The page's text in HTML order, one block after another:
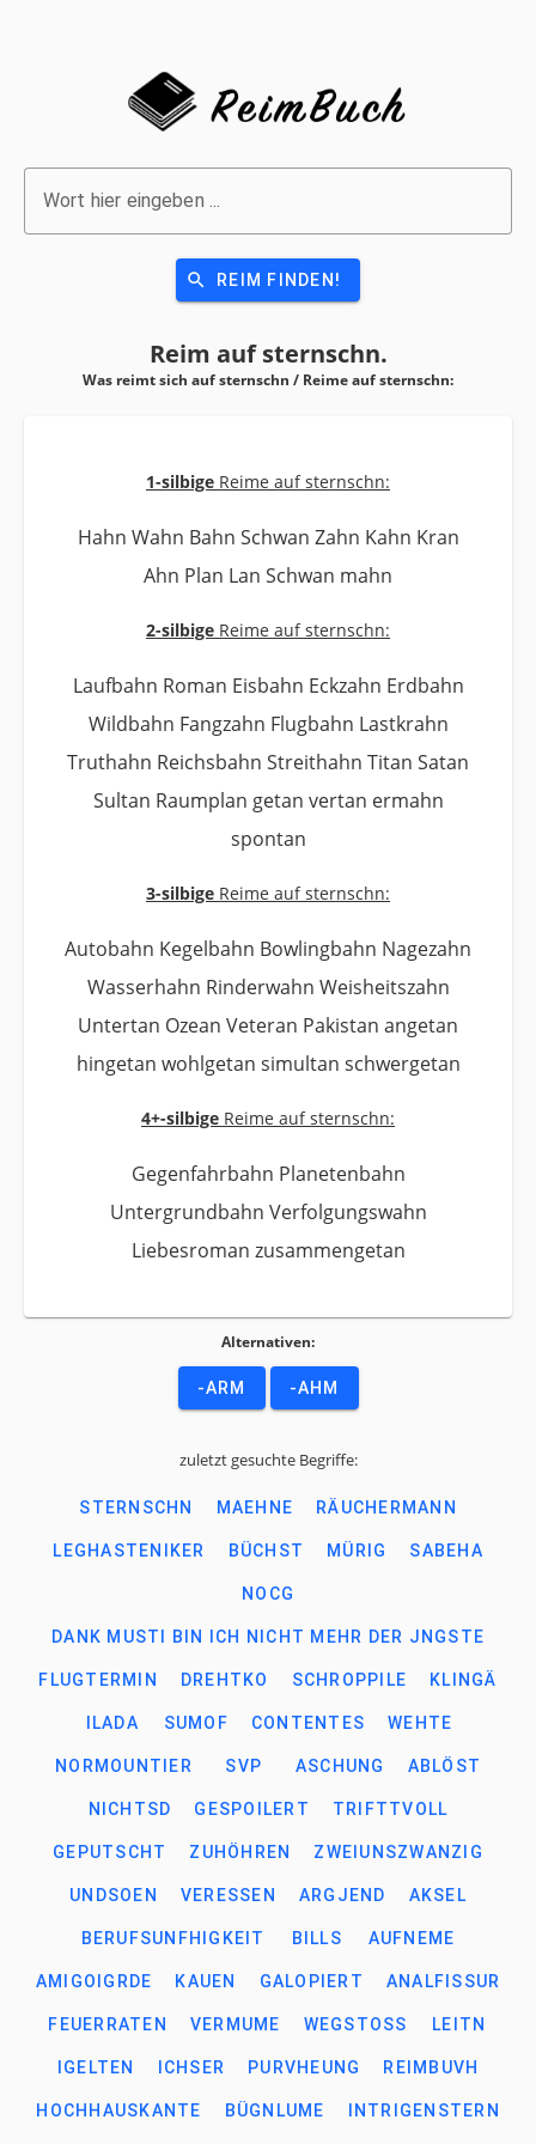
Wort hier eingeben ...
search REIM FINDEN!
Reim aufsternschn.
Was reimt sich auf sternschn / Reime aufsternschn:
1-silbige Reime auf sternschn:
Hahn Wahn Bahn Schwan Zahn Kahn Kran
Ahn Plan Lan Schwan mahn
2-silbige Reime auf sternschn:
Laufbahn Roman Eisbahn Eckzahn Erdbahn
Wildbahn Fangzahn Flugbahn Lastkrahn
Truthahn Reichsbahn Streithahn Titan Satan
Sultan Raumplan getan vertan ermahn
spontan
3-silbige Reime auf sternschn:
Autobahn Kegelbahn Bowlingbahn Nagezahn
Wasserhahn Rinderwahn Weisheitszahn
Untertan Ozean Veteran Pakistan angetan
hingetan wohlgetan simultan schwergetan
4+-silbige Reime auf sternschn:
Gegenfahrbahn Planetenbahn
Untergrundbahn Verfolgungswahn
Liebesroman zusammengetan
Alternativen:
-ARM -AHM
zuletzt gesuchte Begriffe:
STERNSCHN MAEHNE RÄUCHERMANN
LEGHASTENIKER BÜCHST MÜRIG SABEHA
NOCG
DANK MUSTI BIN ICH NICHT MEHR DER JNGSTE
FLUGTERMIN DREHTKO SCHROPPILE KLINGÄ
ILADA SUMOF CONTENTES WEHTE
NORMOUNTIER SVP ASCHUNG ABLÖST
NICHTSD GESPOILERT TRIFTTVOLL
GEPUTSCHT ZUHÖHREN ZWEIUNSZWANZIG
UNDSOEN VERESSEN ARGJEND AKSEL
BERUFSUNFHIGKEIT BILLS AUFNEME
AMIGOIGRDE KAUEN GALOPIERT ANALFISSUR
FEUERRATEN VERMUME WEGSTOSS LEITN
IGELTEN ICHSER PURVHEUNG REIMBUVH
HOCHHAUSKANTE BÜGNLUME INTRIGENSTERN